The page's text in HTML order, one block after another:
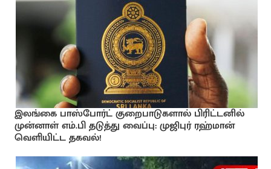
இலங்கை பாஸ்போர்ட் குறைபாடுகளால் பிரிட்டனில்
முன்னாள் எம்.பி தடுத்து வைப்பு: முஜிபுர் ரஹ்மான்
வெளியிட்ட தகவல்!